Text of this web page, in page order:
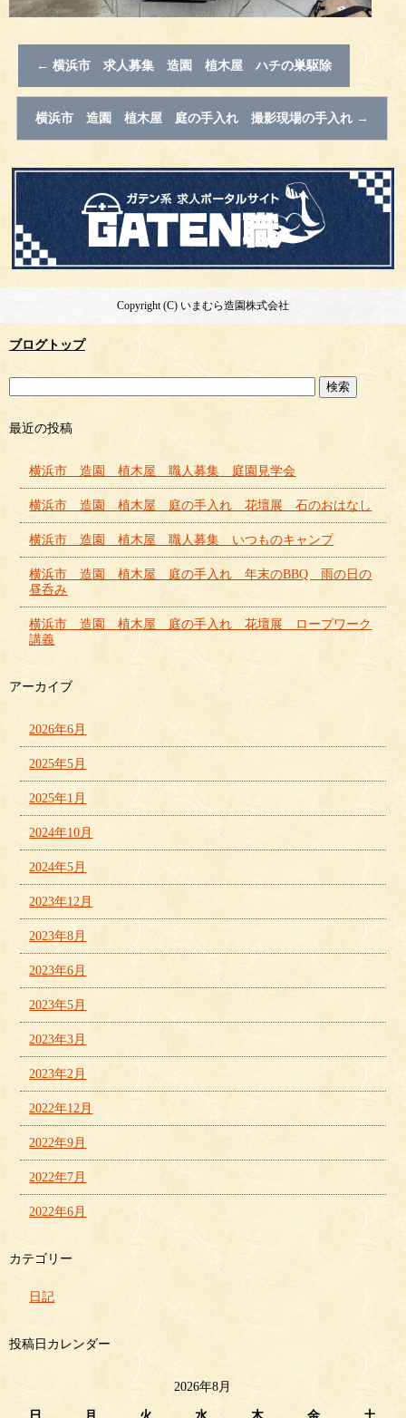
← 横浜市 求人募集 造園 植木屋 ハチの巣駆除
横浜市 造園 植木屋 庭の手入れ 撮影現場の手入れ →
Copyright (C) いまむら造園株式会社
ブログトップ
最近の投稿
横浜市 造園 植木屋 職人募集 庭園見学会
横浜市 造園 植木屋 庭の手入れ 花壇展 石のおはなし
横浜市 造園 植木屋 職人募集 いつものキャンプ
横浜市 造園 植木屋 庭の手入れ 年末のBBQ 雨の日の
昼呑み
横浜市 造園 植木屋 庭の手入れ 花壇展 ロープワーク
講義
アーカイブ
2026年6月
2025年5月
2025年1月
2024年10月
2024年5月
2023年12月
2023年8月
2023年6月
2023年5月
2023年3月
2023年2月
2022年12月
2022年9月
2022年7月
2022年6月
カテゴリー
日記
投稿日カレンダー
2026年8月